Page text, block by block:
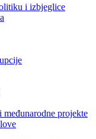
i izbjeglice
međunarodne projekte